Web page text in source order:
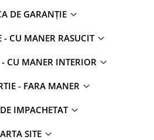
DE GARANȚIE
- CU MANER RASUCIT
CU MANER INTERIOR
- FARA MANER
IMPACHETAT
SITE